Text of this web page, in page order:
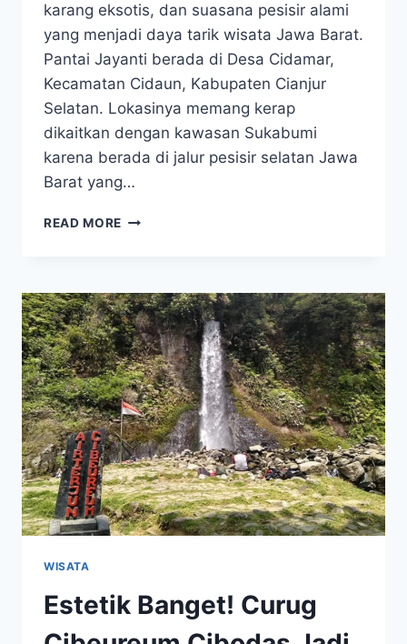
karang eksotis, dan suasana pesisir alami
yang menjadi daya tarik wisata Jawa Barat.
Pantai Jayanti berada di Desa Cidamar,
Kecamatan Cidaun, Kabupaten Cianjur
Selatan. Lokasinya memang kerap
dikaitkan dengan kawasan Sukabumi
karena berada di jalur pesisir selatan Jawa
Barat yang…
READ MORE HIDDEN
JAYANTI
PUNYA
PESONA
LAUT
BIRU
YANG
BIKIN
SUSAH
PULANG
WISATA
Estetik Banget! Curug